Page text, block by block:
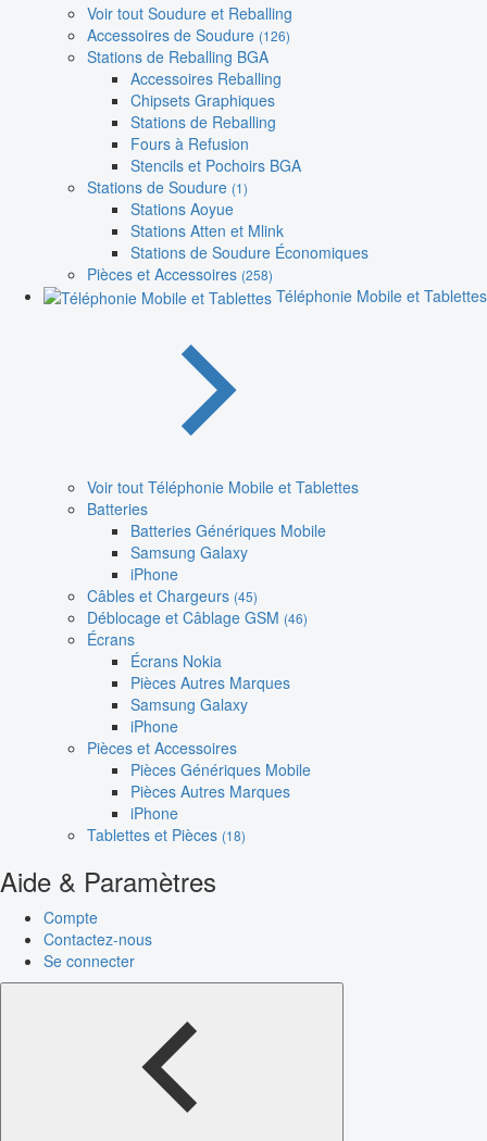
Voir tout Soudure et Reballing
Accessoires de Soudure (126)
Stations de Reballing BGA
Accessoires Reballing
Chipsets Graphiques
Stations de Reballing
Fours à Refusion
Stencils et Pochoirs BGA
Stations de Soudure (1)
Stations Aoyue
Stations Atten et Mlink
Stations de Soudure Économiques
Pièces et Accessoires (258)
Téléphonie Mobile et Tablettes
Voir tout Téléphonie Mobile et Tablettes
Batteries
Batteries Génériques Mobile
Samsung Galaxy
iPhone
Câbles et Chargeurs (45)
Déblocage et Câblage GSM (46)
Écrans
Écrans Nokia
Pièces Autres Marques
Samsung Galaxy
iPhone
Pièces et Accessoires
Pièces Génériques Mobile
Pièces Autres Marques
iPhone
Tablettes et Pièces (18)
Aide & Paramètres
Compte
Contactez-nous
Se connecter